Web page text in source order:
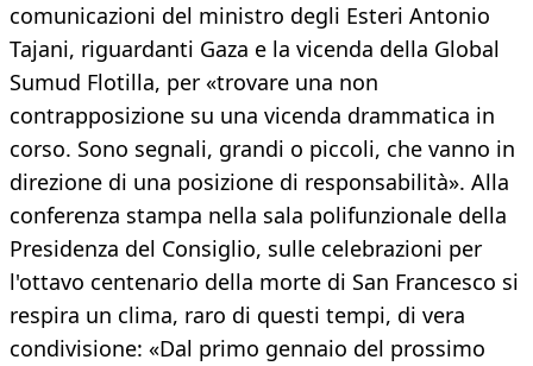
comunicazioni del ministro degli Esteri Antonio
Tajani, riguardanti Gaza e la vicenda della Global
Sumud Flotilla, per «trovare una non
contrapposizione su una vicenda drammatica in
corso. Sono segnali, grandi o piccoli, che vanno in
direzione di una posizione di responsabilità». Alla
conferenza stampa nella sala polifunzionale della
Presidenza del Consiglio, sulle celebrazioni per
l'ottavo centenario della morte di San Francesco si
respira un clima, raro di questi tempi, di vera
condivisione: «Dal primo gennaio del prossimo